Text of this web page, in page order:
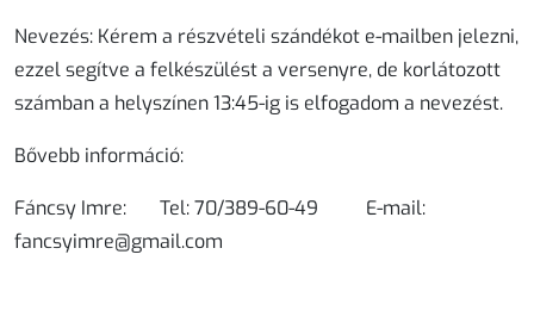
Nevezés: Kérem a részvételi szándékot e-mailben jelezni,
ezzel segítve a felkészülést a versenyre, de korlátozott
számban a helyszínen 13:45-ig is elfogadom a nevezést.
Bővebb információ:
Fáncsy Imre: Tel: 70/389-60-49 E-mail:
fancsyimre@gmail.com